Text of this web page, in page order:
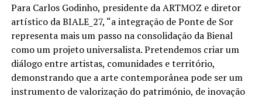
Para Carlos Godinho, presidente da ARTMOZ e diretor
artístico da BIALE_27, “a integração de Ponte de Sor
representa mais um passo na consolidação da Bienal
como um projeto universalista. Pretendemos criar um
diálogo entre artistas, comunidades e território,
demonstrando que a arte contemporânea pode ser um
instrumento de valorização do património, de inovação